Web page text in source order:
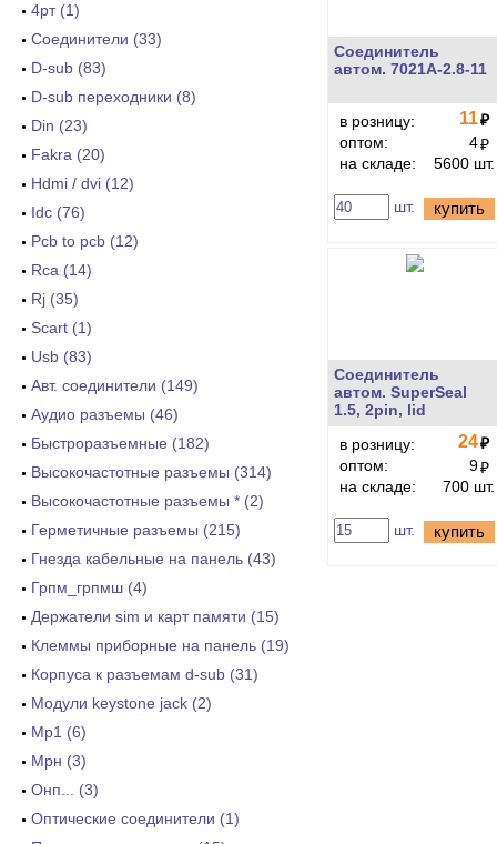
4рт (1)
Cоединители (33)
D-sub (83)
D-sub переходники (8)
Din (23)
Fakra (20)
Hdmi / dvi (12)
Idc (76)
Pcb to pcb (12)
Rca (14)
Rj (35)
Scart (1)
Usb (83)
Авт. соединители (149)
Аудио разъемы (46)
Быстроразъемные (182)
Высокочастотные разъемы (314)
Высокочастотные разъемы * (2)
Герметичные разъемы (215)
Гнезда кабельные на панель (43)
Грпм_грпмш (4)
Держатели sim и карт памяти (15)
Клеммы приборные на панель (19)
Корпуса к разъемам d-sub (31)
Модули keystone jack (2)
Мр1 (6)
Мрн (3)
Онп... (3)
Оптические соединители (1)
Соединитель
автом. 7021A-2.8-11
в розницу: 11₽
оптом:
4₽
на складе:
5600 шт.
шт. купить
Соединитель
автом. SuperSeal
1.5, 2pin, lid
в розницу:
24₽
оптом:
9₽
на складе:
700 шт.
шт. купить